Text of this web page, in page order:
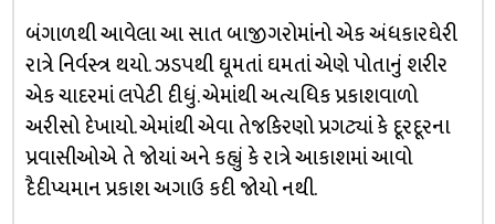
બંગાળથી આવેલા આ સાત બાજીગરોમાંનો એક અંધકારઘેરી
રાત્રે નિર્વસ્ત્ર થયો. ઝડપથી ઘૂમતાં ઘમતાં એણે પોતાનું શરીર
એક ચાદરમાં લપેટી દીધું. એમાંથી અત્યધિક પ્રકાશવાળો
અરીસો દેખાયો. એમાંથી એવા તેજકિરણો પ્રગટ્યાં કે દૂરદૂરના
પ્રવાસીઓએ તે જોયાં અને કહ્યું કે રાત્રે આકાશમાં આવો
દૈદીપ્યમાન પ્રકાશ અગાઉ કદી જોયો નથી.